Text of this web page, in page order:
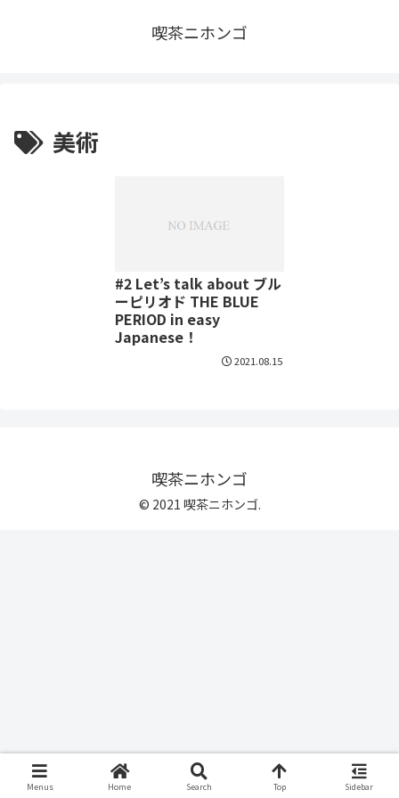
喫茶ニホンゴ
美術
#2 Let’s talk about ブル
ーピリオド THE BLUE
PERIOD in easy
Japanese！
2021.08.15
喫茶ニホンゴ
© 2021 喫茶ニホンゴ.
Menus Home Search Top Sidebar